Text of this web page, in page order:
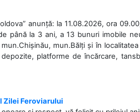
anunță: la 11.08.2026, ora
până la 3 ani, a 13 bunuri imobile
mun.Bălți și în
platforme de încărcare,
Zilei Feroviarului